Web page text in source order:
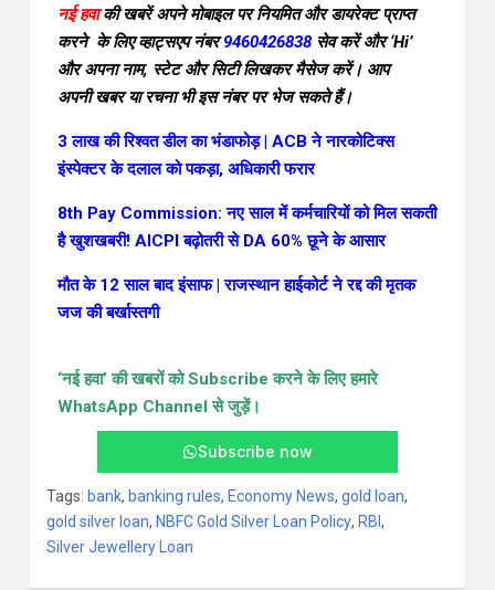
नई हवाकी खबरें अपने मोबाइल पर नियमित और डायरेक्ट प्राप्त
करने के लिए व्हाट्सएप नंबर9460426838 सेव करें और ‘Hi’
और अपना नाम, स्टेट और सिटी लिखकर मैसेज करें। आप
अपनी खबर या रचना भी इस नंबर पर भेज सकते हैं।
3 लाख की रिश्वत डील का भंडाफोड़ | ACB ने नारकोटिक्स
इंस्पेक्टर के दलाल को पकड़ा, अधिकारी फरार
8th Pay Commission: नए साल में कर्मचारियों को मिल सकती
है खुशखबरी! AICPI बढ़ोतरी से DA 60% छूने के आसार
मौत के 12 साल बाद इंसाफ | राजस्थान हाईकोर्ट ने रद्द की मृतक
जज की बर्खास्तगी
‘नई हवा’ की खबरों को Subscribe करने के लिए हमारे
WhatsApp Channel से जुड़ें।
Subscribe now
Tags: bank, banking rules, Economy News, gold loan,
gold silver loan, NBFC Gold Silver Loan Policy, RBI ,
Silver Jewellery Loan